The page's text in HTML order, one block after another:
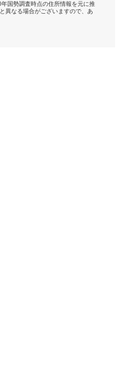
国勢調査時点の住所情報を元に推
異なる場合がございますので、あ